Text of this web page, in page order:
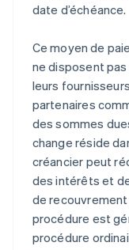
date d’échéance.
Ce moyen de
ne disposent
leurs
partenaires
des sommes
change réside
créancier peut
des intérêts et
de
procédure est
procédure